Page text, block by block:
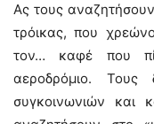
Ας τους
τρόικας, που
τον… καφέ που
αεροδρόμιο. Τους
συγκοινωνιών και